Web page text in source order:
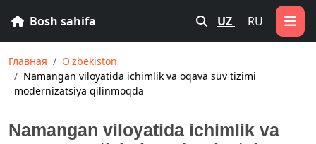
Bosh sahifa UZ RU
Главная
O'zbekiston
Namangan viloyatida ichimlik va oqava suv tizimi
modernizatsiya qilinmoqda
Namangan viloyatida ichimlik va